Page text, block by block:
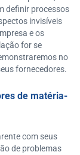
definir processos
invisíveis
e os
for se
no
fornecedores.
de matéria-
com seus
de problemas